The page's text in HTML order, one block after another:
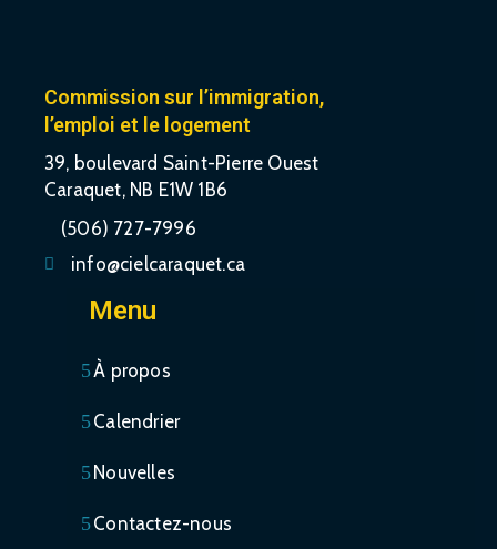
Commission sur l’immigration,
l’emploi et le logement
39, boulevard Saint-Pierre Ouest
Caraquet, NB E1W 1B6
(506) 727-7996
info@cielcaraquet.ca
Menu
À propos
Calendrier
Nouvelles
Contactez-nous